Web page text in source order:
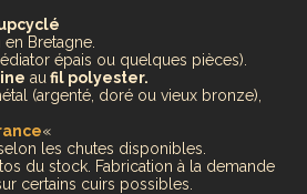
en Bretagne.
épais ou quelques pièces).
au fil polyester.
(argenté, doré ou vieux bronze),
«
les chutes disponibles.
du stock. Fabrication à la demande
certains cuirs possibles.